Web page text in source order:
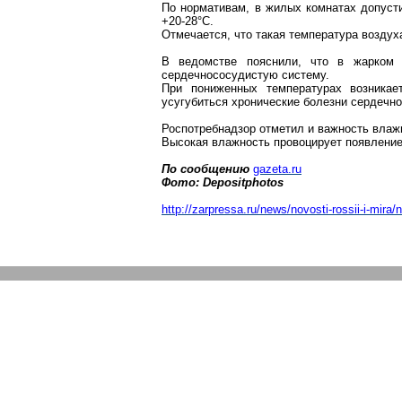
По нормативам, в жилых комнатах
+20-28°C.
Отмечается, что такая температура
В ведомстве пояснили, что в жарком
сердечнососудистую систему.
При пониженных температурах
усугубиться хронические болезни
Роспотребнадзор отметил и важность
Высокая влажность провоцирует
По сообщению gazeta.ru
Фото: Depositphotos
http://zarpressa.ru/news/novosti-rossii-i-mira/